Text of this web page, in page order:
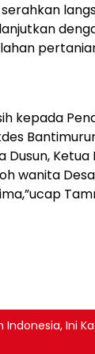
pertanian
kepada
Ketua
wanita
Indonesia, Ini